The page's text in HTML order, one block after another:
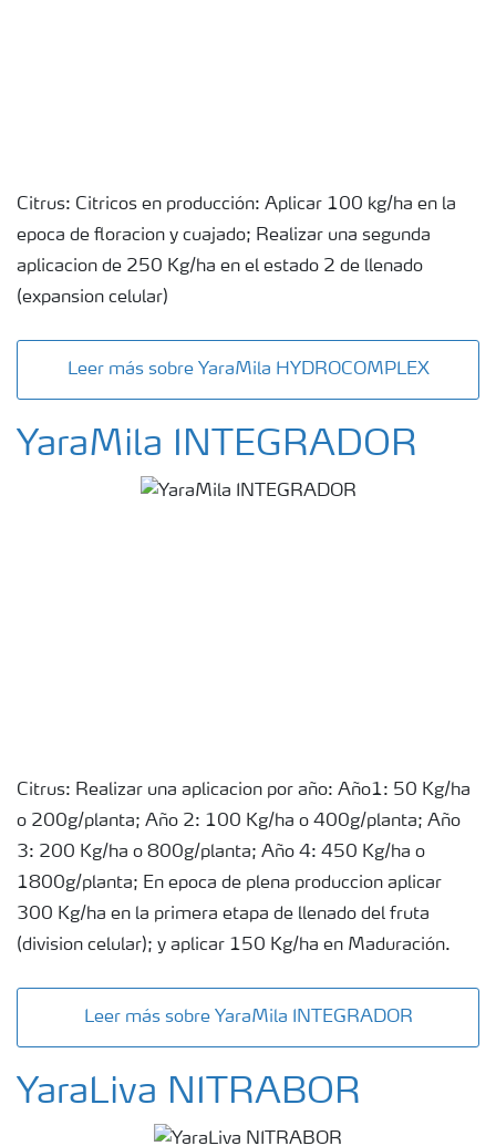
Citrus: Citricos en producción: Aplicar 100 kg/ha en la
epoca de floracion y cuajado; Realizar una segunda
aplicacion de 250 Kg/ha en el estado 2 de llenado
(expansion celular)
Leer más sobre YaraMila HYDROCOMPLEX
YaraMila INTEGRADOR
Citrus: Realizar una aplicacion por año: Año1: 50 Kg/ha
o 200g/planta; Año 2: 100 Kg/ha o 400g/planta; Año
3: 200 Kg/ha o 800g/planta; Año 4: 450 Kg/ha o
1800g/planta; En epoca de plena produccion aplicar
300 Kg/ha en la primera etapa de llenado del fruta
(division celular); y aplicar 150 Kg/ha en Maduración.
Leer más sobre YaraMila INTEGRADOR
YaraLiva NITRABOR